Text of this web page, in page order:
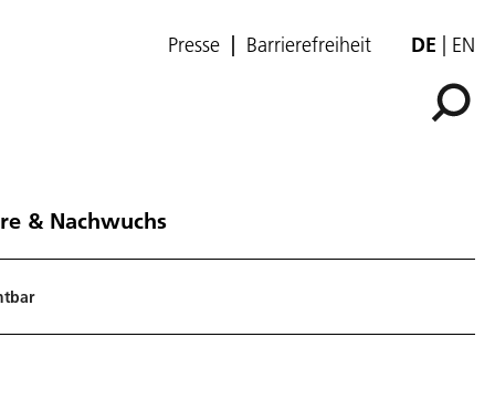
Presse Barrierefreiheit DE EN
& Nachwuchs